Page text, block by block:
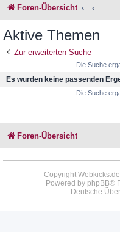
Foren-Übersicht
Aktive Themen
Zur erweiterten Suche
Die Suche
Es wurden keine passenden
Die Suche
Foren-Übersicht
Copyright Webkicks.de
Powered by phpBB®
Deutsche